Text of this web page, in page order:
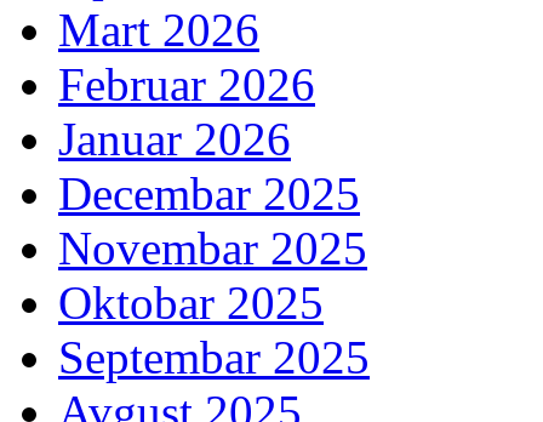
Mart 2026
Februar 2026
Januar 2026
Decembar 2025
Novembar 2025
Oktobar 2025
Septembar 2025